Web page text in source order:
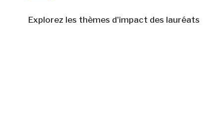
Explorez les thèmes d'impact des lauréats